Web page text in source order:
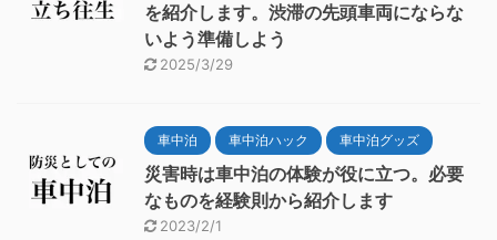
を紹介します。渋滞の先頭車両にならな
いよう準備しよう
2025/3/29
車中泊 車中泊ハック 車中泊グッズ
災害時は車中泊の体験が役に立つ。必要
なものを経験則から紹介します
2023/2/1